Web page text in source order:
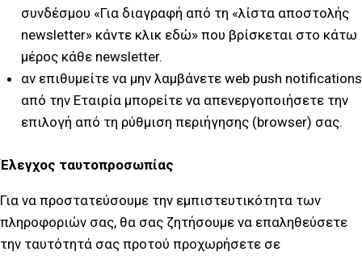
συνδέσμου «Για διαγραφή από τη «λίστα αποστολής
newsletter» κάντε κλικ εδώ» που βρίσκεται στο κάτω
μέρος κάθε newsletter.
αν επιθυμείτε να μην λαμβάνετε web push notifications
από την Εταιρία μπορείτε να απενεργοποιήσετε την
επιλογή από τη ρύθμιση περιήγησης (browser) σας.
Έλεγχος ταυτοπροσωπίας
Για να προστατεύσουμε την εμπιστευτικότητα των
πληροφοριών σας, θα σας ζητήσουμε να επαληθεύσετε
την ταυτότητά σας προτού προχωρήσετε σε